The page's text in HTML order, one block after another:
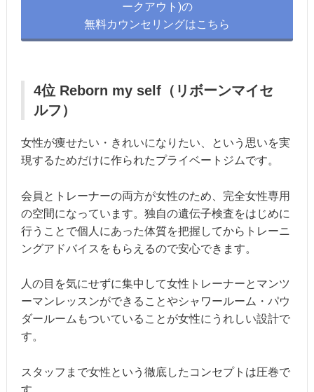
ークアウト)の
無料カウンセリングはこちら
4位 Reborn my self（リボーンマイセ
ルフ）
女性が痩せたい・きれいになりたい、という思いを実
現するためだけに作られたプライベートジムです。
会員とトレーナーの両方が女性のため、完全女性専用
の空間になっています。独自の遺伝子検査をはじめに
行うことで個人にあった体質を把握してからトレーニ
ングアドバイスをもらえるので安心できます。
人の目を気にせずに集中して女性トレーナーとマンツ
ーマンレッスンができることやシャワールーム・パウ
ダールームもついていることが女性にうれしい設計で
す。
スタッフまで女性という徹底したコンセプトは圧巻で
す。